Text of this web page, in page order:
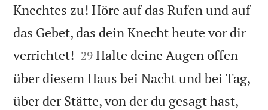
Knechtes zu! Höre auf das Rufen und auf
das Gebet, das dein Knecht heute vor dir
verrichtet! 

29 Halte deine Augen offen
über diesem Haus bei Nacht und bei Tag,
über der Stätte, von der du gesagt hast,